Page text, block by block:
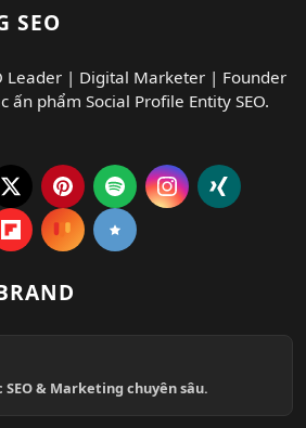
SEO
Leader | Digital Marketer | Founder
ấn phẩm Social Profile Entity SEO.
& Marketing chuyên sâu.